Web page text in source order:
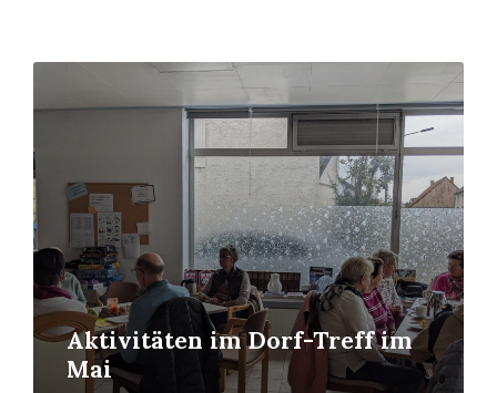
Aktivitäten im Dorf-Treff im
Mai
Read